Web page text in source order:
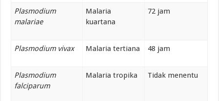
Plasmodium
malariae
Malaria
kuartana
72 jam
Plasmodium vivax Malaria tertiana 48 jam
Plasmodium
falciparum
Malaria tropika Tidak menentu